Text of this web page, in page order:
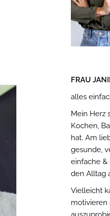
FRAU
alles
Mein Herz
Kochen,
hat. Am
gesunde,
einfache &
den Alltag
Vielleicht
motivieren